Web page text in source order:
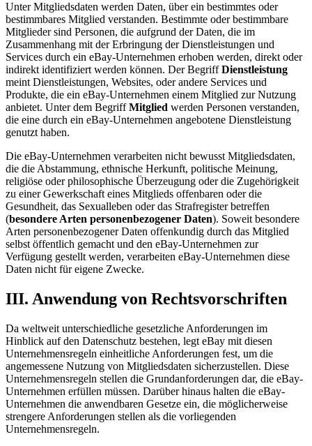
Unter Mitgliedsdaten werden Daten, über ein bestimmtes oder
bestimmbares Mitglied verstanden. Bestimmte oder bestimmbare
Mitglieder sind Personen, die aufgrund der Daten, die im
Zusammenhang mit der Erbringung der Dienstleistungen und
Services durch ein eBay-Unternehmen erhoben werden, direkt oder
indirekt identifiziert werden können. Der BegriffDienstleistung
meint Dienstleistungen, Websites, oder andere Services und
Produkte, die ein eBay-Unternehmen einem Mitglied zur Nutzung
anbietet. Unter dem BegriffMitglied werden Personen verstanden,
die eine durch ein eBay-Unternehmen angebotene Dienstleistung
genutzt haben.
Die eBay-Unternehmen verarbeiten nicht bewusst Mitgliedsdaten,
die die Abstammung, ethnische Herkunft, politische Meinung,
religiöse oder philosophische Überzeugung oder die Zugehörigkeit
zu einer Gewerkschaft eines Mitglieds offenbaren oder die
Gesundheit, das Sexualleben oder das Strafregister betreffen
(besondere Arten personenbezogener Daten). Soweit besondere
Arten personenbezogener Daten offenkundig durch das Mitglied
selbst öffentlich gemacht und den eBay-Unternehmen zur
Verfügung gestellt werden, verarbeiten eBay-Unternehmen diese
Daten nicht für eigene Zwecke.
III. Anwendung von Rechtsvorschriften
Da weltweit unterschiedliche gesetzliche Anforderungen im
Hinblick auf den Datenschutz bestehen, legt eBay mit diesen
Unternehmensregeln einheitliche Anforderungen fest, um die
angemessene Nutzung von Mitgliedsdaten sicherzustellen. Diese
Unternehmensregeln stellen die Grundanforderungen dar, die eBay-
Unternehmen erfüllen müssen. Darüber hinaus halten die eBay-
Unternehmen die anwendbaren Gesetze ein, die möglicherweise
strengere Anforderungen stellen als die vorliegenden
Unternehmensregeln.